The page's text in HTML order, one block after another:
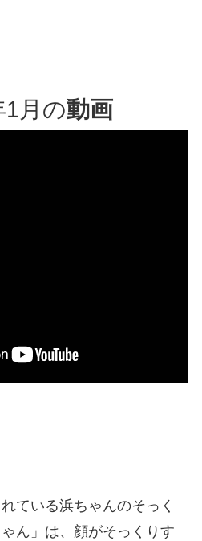
1月の動画
ている浜ちゃんのそっく
ん」は、顔がそっくりす